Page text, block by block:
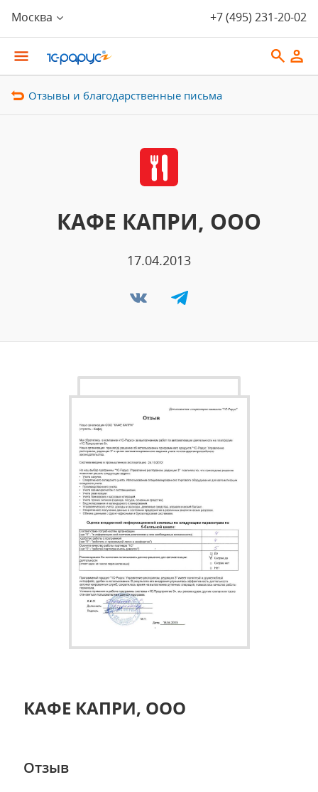
Москва +7 (495) 231-20-02
Отзывы и благодарственные письма
КАФЕ КАПРИ, ООО
17.04.2013
КАФЕ КАПРИ, ООО
Отзыв